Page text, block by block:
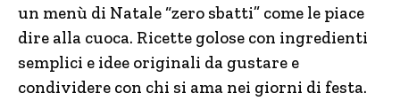
un menù di Natale “zero sbatti” come le piace
dire alla cuoca. Ricette golose con ingredienti
semplici e idee originali da gustare e
condividere con chi si ama nei giorni di festa.